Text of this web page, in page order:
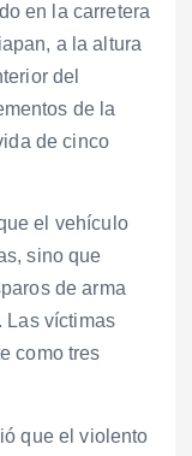
en la carretera
a la altura
del
de la
de cinco
el vehículo
sino que
de arma
Las víctimas
como tres
que el violento